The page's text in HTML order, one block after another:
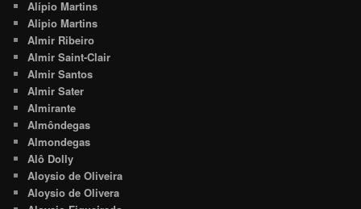
Alípio Martins
Alipio Martins
Almir Ribeiro
Almir Saint-Clair
Almir Santos
Almir Sater
Almirante
Almôndegas
Almondegas
Alô Dolly
Aloysio de Oliveira
Aloysio de Olivera